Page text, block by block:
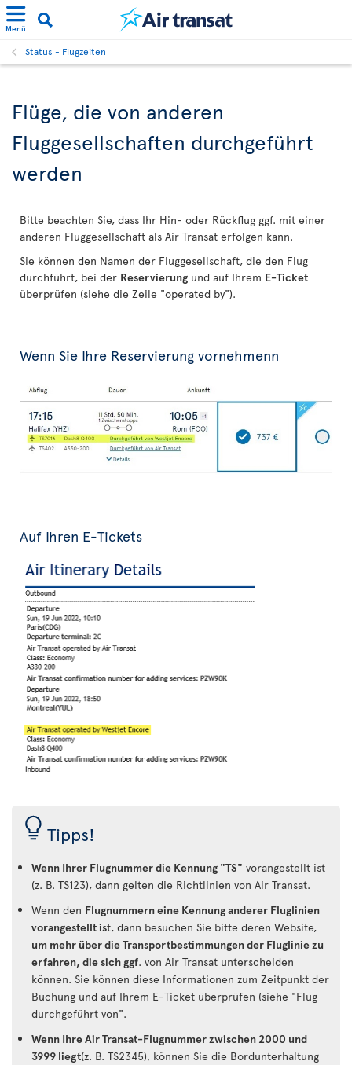
Menü
Status - Flugzeiten
Flüge, die von anderen
Fluggesellschaften durchgeführt
werden
Bitte beachten Sie, dass Ihr Hin- oder Rückflug ggf. mit einer
anderen Fluggesellschaft als Air Transat erfolgen kann.
Sie können den Namen der Fluggesellschaft, die den Flug
durchführt, bei der Reservierung und auf Ihrem E-Ticket
überprüfen (siehe die Zeile "operated by").
Wenn Sie Ihre Reservierung vornehmenn
Auf Ihren E-Tickets
Tipps!
Wenn Ihrer Flugnummer die Kennung "TS" vorangestellt ist
(z. B. TS123), dann gelten die Richtlinien von Air Transat.
Wenn den Flugnummern eine Kennung anderer Fluglinien
vorangestellt ist, dann besuchen Sie bitte deren Website,
um mehr über die Transportbestimmungen der Fluglinie zu
erfahren, die sich ggf. von Air Transat unterscheiden
können. Sie können diese Informationen zum Zeitpunkt der
Buchung und auf Ihrem E-Ticket überprüfen (siehe "Flug
durchgeführt von".
Wenn Ihre Air Transat-Flugnummer zwischen 2000 und
3999 liegt(z. B. TS2345), können Sie die Bordunterhaltung